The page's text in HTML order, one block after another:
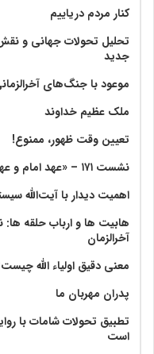
کنار مردم دریاییم
تحلیل تحولات جهانی و
جدید
موعود با جنگ‌های
ملک عظیم خداوند
تعیین وقت ظهور، ممنوع!
نشست ۱۷۱ – «عهد امام و عهد با امام عصر(عج)»
اهمیت دیدار با آیت‌الله
هابیت ها و ارباب حلقه ها:
آخرالزمان
معنی دقیق اولیاء الله
پدران مهربان ما
تطبیق تحولات شامات با
است